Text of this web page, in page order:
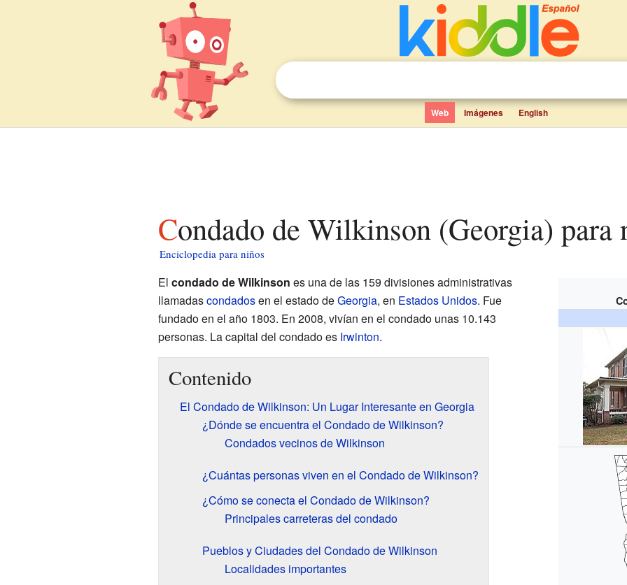
Web Imágenes English
Condado de Wilkinson (Georgia) para
Enciclopedia para niños
El condado de Wilkinson es una de las 159 divisiones administrativas
llamadascondadosen el estado deGeorgia, en Estados Unidos. Fue
fundado en el año 1803. En 2008, vivían en el condado unas 10.143
personas. La capital del condado es Irwinton.
Contenido
El Condado de Wilkinson: Un Lugar Interesante en Georgia
¿Dónde se encuentra el Condado de Wilkinson?
Condados vecinos de Wilkinson
¿Cuántas personas viven en el Condado de Wilkinson?
¿Cómo se conecta el Condado de Wilkinson?
Principales carreteras del condado
Pueblos y Ciudades del Condado de Wilkinson
Localidades importantes